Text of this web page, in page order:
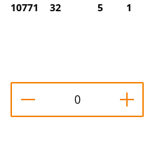
10771
32
5
1